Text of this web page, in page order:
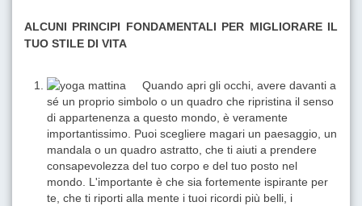
ALCUNI PRINCIPI FONDAMENTALI PER MIGLIORARE IL
TUO STILE DI VITA
Quando apri gli occhi, avere davanti a
sé un proprio simbolo o un quadro che ripristina il senso
di appartenenza a questo mondo, è veramente
importantissimo. Puoi scegliere magari un paesaggio, un
mandala o un quadro astratto, che ti aiuti a prendere
consapevolezza del tuo corpo e del tuo posto nel
mondo. L'importante è che sia fortemente ispirante per
te, che ti riporti alla mente i tuoi ricordi più belli, i